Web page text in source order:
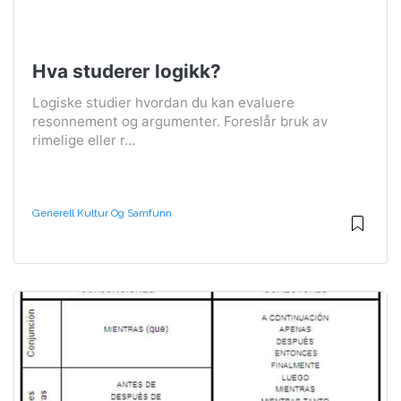
Hva studerer logikk?
Logiske studier hvordan du kan evaluere
resonnement og argumenter. Foreslår bruk av
rimelige eller r...
Generell Kultur Og Samfunn